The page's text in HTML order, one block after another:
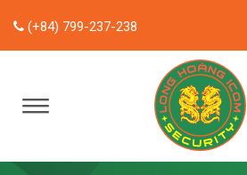
(+84) 799-237-238